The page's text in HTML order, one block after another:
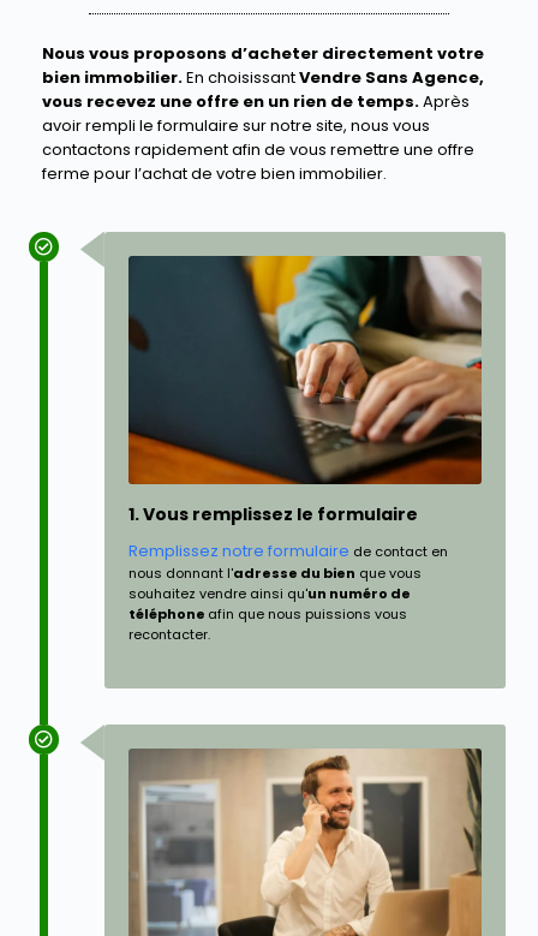
Nous vous proposons d’acheter directement votre
bien immobilier.En choisissantVendre Sans Agence,
vous recevez une offre en un rien de temps.Après
avoir rempli le formulaire sur notre site, nous vous
contactons rapidement afin de vous remettre une offre
ferme pour l’achat de votre bien immobilier.
1. Vous remplissez le formulaire
Remplissez notre formulaire de contact en
nous donnant l'adresse du bien que vous
souhaitez vendre ainsi qu'un numéro de
téléphone afin que nous puissions vous
recontacter.